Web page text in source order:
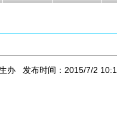
办 发布时间：2015/7/2